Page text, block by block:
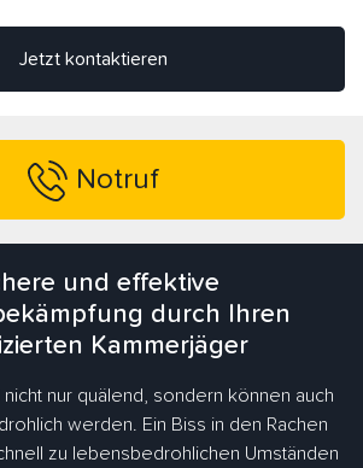
Jetzt kontaktieren
Notruf
und effektive
durch Ihren
Kammerjäger
nur quälend, sondern können auch
werden. Ein Biss in den Rachen
zu lebensbedrohlichen Umständen